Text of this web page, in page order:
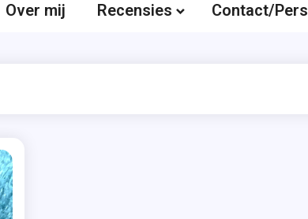
Over mij Recensies Contact/Pers